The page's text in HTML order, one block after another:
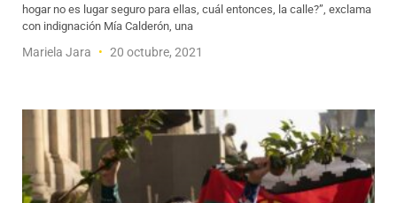
hogar no es lugar seguro para ellas, cuál entonces, la calle?”, exclama
con indignación Mía Calderón, una
Mariela Jara 20 octubre, 2021